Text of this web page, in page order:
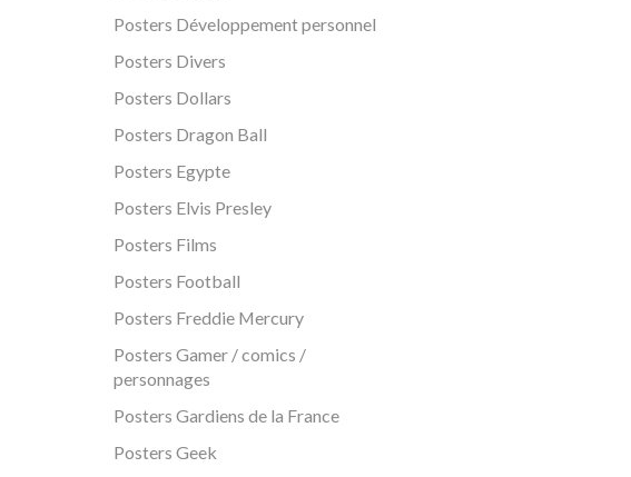
Posters Développement personnel
Posters Divers
Posters Dollars
Posters Dragon Ball
Posters Egypte
Posters Elvis Presley
Posters Films
Posters Football
Posters Freddie Mercury
Posters Gamer / comics /
personnages
Posters Gardiens de la France
Posters Geek